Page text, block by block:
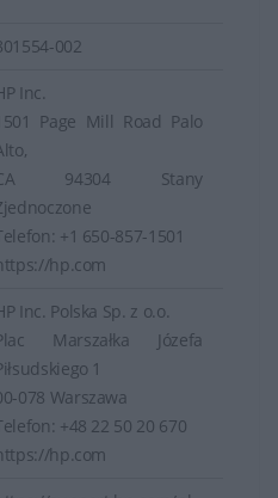
002
Inc.
Page Mill Road Palo
94304 Stany
+1 650-857-1501
hp.com
Inc. Polska Sp. z o.o.
Marszałka Józefa
1
078 Warszawa
+48 22 50 20 670
hp.com